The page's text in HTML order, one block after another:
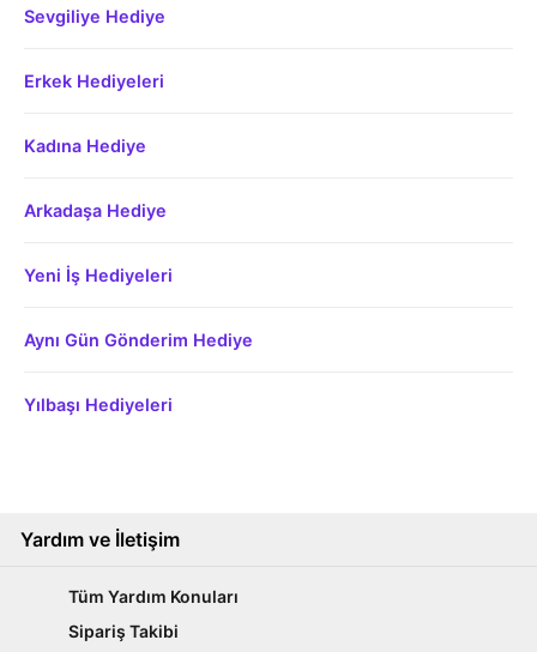
Sevgiliye Hediye
Erkek Hediyeleri
Kadına Hediye
Arkadaşa Hediye
Yeni İş Hediyeleri
Aynı Gün Gönderim Hediye
Yılbaşı Hediyeleri
Yardım ve İletişim
Tüm Yardım Konuları
Sipariş Takibi